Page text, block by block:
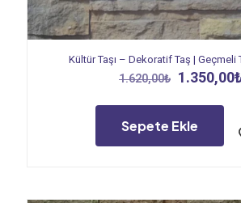
Kültür Taşı – Dekoratif Taş | Geçmeli
1.620,00₺ Orijinal
1.620,00₺.
1.350,00
Sepete Ekle